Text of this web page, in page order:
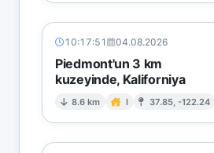
10:17:51 04.08.2026
Piedmont'un 3 km
kuzeyinde, Kaliforniya
8.6 km I 37.85, -122.24